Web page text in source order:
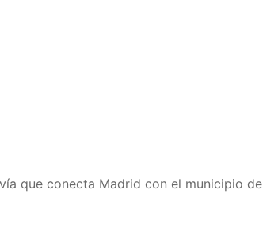
que conecta Madrid con el municipio de